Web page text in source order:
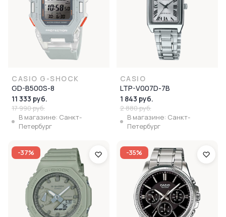
CASIO G-SHOCK
GD-B500S-8
11 333 руб.
17 990 руб.
В магазине: Санкт-
Петербург
CASIO
LTP-V007D-7B
1 843 руб.
2 880 руб.
В магазине: Санкт-
Петербург
-37% -35%